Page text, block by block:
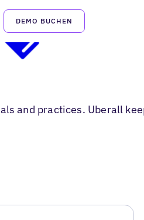
DEMO BUCHEN
and practices. Uberall